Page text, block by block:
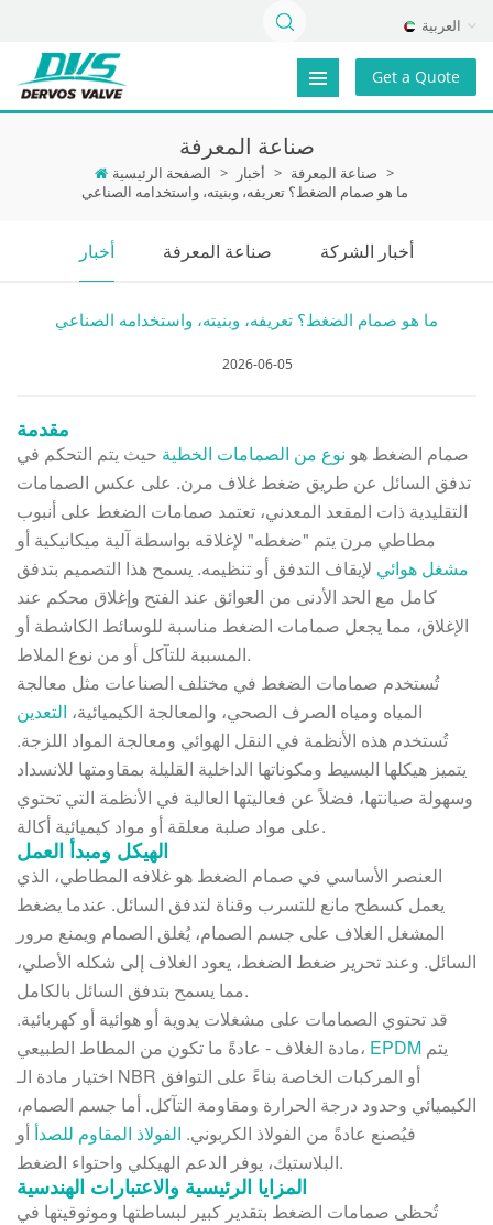
العربية
Get a Quote
صناعة المعرفة
الصفحة الرئيسية > أخبار > صناعة المعرفة >
ما هو صمام الضغط؟ تعريفه، وبنيته، واستخدامه الصناعي
أخبار صناعة المعرفة أخبار الشركة
ما هو صمام الضغط؟ تعريفه، وبنيته، واستخدامه الصناعي
2026-06-05
مقدمة
صمام الضغط هو نوع من الصمامات الخطية حيث يتم التحكم في
تدفق السائل عن طريق ضغط غلاف مرن. على عكس الصمامات
التقليدية ذات المقعد المعدني، تعتمد صمامات الضغط على أنبوب
مطاطي مرن يتم "ضغطه" لإغلاقه بواسطة آلية ميكانيكية أو
مشغل هوائي لإيقاف التدفق أو تنظيمه. يسمح هذا التصميم بتدفق
كامل مع الحد الأدنى من العوائق عند الفتح وإغلاق محكم عند
الإغلاق، مما يجعل صمامات الضغط مناسبة للوسائط الكاشطة أو
المسببة للتآكل أو من نوع الملاط.
تُستخدم صمامات الضغط في مختلف الصناعات مثل معالجة
المياه ومياه الصرف الصحي، والمعالجة الكيميائية، التعدين
تُستخدم هذه الأنظمة في النقل الهوائي ومعالجة المواد اللزجة.
يتميز هيكلها البسيط ومكوناتها الداخلية القليلة بمقاومتها للانسداد
وسهولة صيانتها، فضلاً عن فعاليتها العالية في الأنظمة التي تحتوي
على مواد صلبة معلقة أو مواد كيميائية أكالة.
الهيكل ومبدأ العمل
العنصر الأساسي في صمام الضغط هو غلافه المطاطي، الذي
يعمل كسطح مانع للتسرب وقناة لتدفق السائل. عندما يضغط
المشغل الغلاف على جسم الصمام، يُغلق الصمام ويمنع مرور
السائل. وعند تحرير ضغط الضغط، يعود الغلاف إلى شكله الأصلي،
مما يسمح بتدفق السائل بالكامل.
قد تحتوي الصمامات على مشغلات يدوية أو هوائية أو كهربائية.
مادة الغلاف - عادةً ما تكون من المطاط الطبيعي، EPDM يتم
اختيار مادة الـ NBR أو المركبات الخاصة بناءً على التوافق
الكيميائي وحدود درجة الحرارة ومقاومة التآكل. أما جسم الصمام،
فيُصنع عادةً من الفولاذ الكربوني. الفولاذ المقاوم للصدأ أو
البلاستيك، يوفر الدعم الهيكلي واحتواء الضغط.
المزايا الرئيسية والاعتبارات الهندسية
تُحظى صمامات الضغط بتقدير كبير لبساطتها وموثوقيتها في